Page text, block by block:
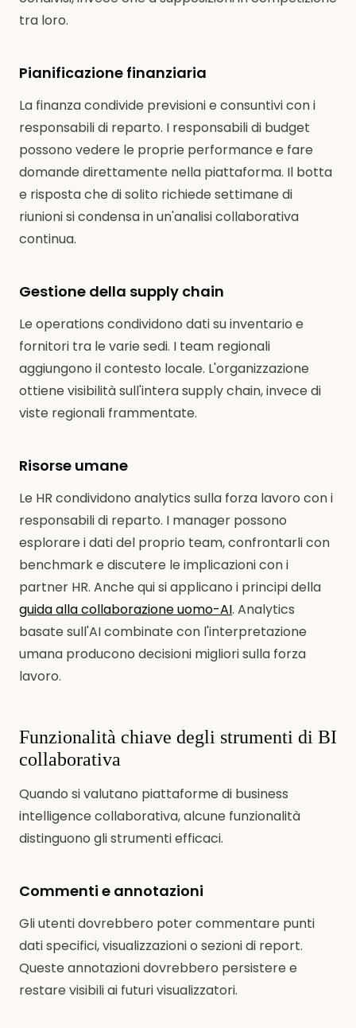
tra loro.
Pianificazione finanziaria
La finanza condivide previsioni e consuntivi con i
responsabili di reparto. I responsabili di budget
possono vedere le proprie performance e fare
domande direttamente nella piattaforma. Il botta
e risposta che di solito richiede settimane di
riunioni si condensa in un'analisi collaborativa
continua.
Gestione della supply chain
Le operations condividono dati su inventario e
fornitori tra le varie sedi. I team regionali
aggiungono il contesto locale. L'organizzazione
ottiene visibilità sull'intera supply chain, invece di
viste regionali frammentate.
Risorse umane
Le HR condividono analytics sulla forza lavoro con i
responsabili di reparto. I manager possono
esplorare i dati del proprio team, confrontarli con
benchmark e discutere le implicazioni con i
partner HR. Anche qui si applicano i principi della
guida alla collaborazione uomo-AI. Analytics
basate sull'AI combinate con l'interpretazione
umana producono decisioni migliori sulla forza
lavoro.
Funzionalità chiave degli strumenti di BI
collaborativa
Quando si valutano piattaforme di business
intelligence collaborativa, alcune funzionalità
distinguono gli strumenti efficaci.
Commenti e annotazioni
Gli utenti dovrebbero poter commentare punti
dati specifici, visualizzazioni o sezioni di report.
Queste annotazioni dovrebbero persistere e
restare visibili ai futuri visualizzatori.